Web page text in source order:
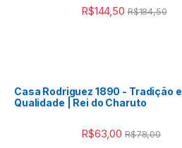
R$144,50 R$184,50
Casa Rodriguez 1890 - Tradição e
Qualidade | Rei do Charuto
R$63,00 R$78,00